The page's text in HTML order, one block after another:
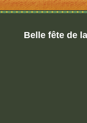
Belle fête de la